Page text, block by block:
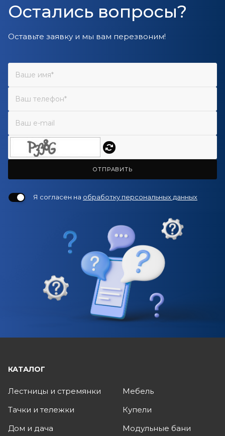
Остались вопросы?
Оставьте заявку и мы вам перезвоним!
ОТПРАВИТЬ
Я согласен на обработку персональных данных
КАТАЛОГ
Лестницы и стремянки
Тачки и тележки
Дом и дача
Мебель
Купели
Модульные бани